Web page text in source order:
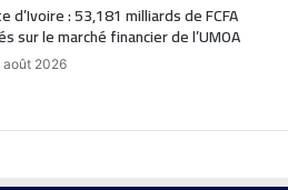
d’Ivoire : 53,181 milliards de FCFA
sur le marché financier de l’UMOA
août 2026